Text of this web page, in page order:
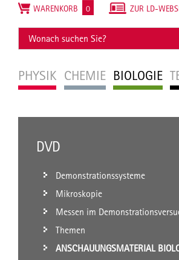
PHYSIK CHEMIE BIOLOGIE
ZUR LD-
WARENKORB 0
DVD
Demonstrationssysteme
Mikroskopie
Messen im
Themen
ANSCHAUUNGSMATERIAL